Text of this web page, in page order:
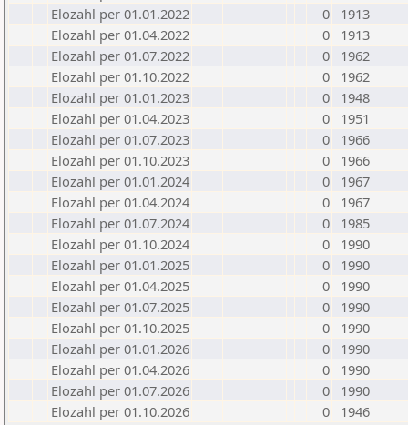
Elozahl per 01.01.2022
0
1913
Elozahl per 01.04.2022
0
1913
Elozahl per 01.07.2022
0
1962
Elozahl per 01.10.2022
0
1962
Elozahl per 01.01.2023
0
1948
Elozahl per 01.04.2023
0
1951
Elozahl per 01.07.2023
0
1966
Elozahl per 01.10.2023
0
1966
Elozahl per 01.01.2024
0
1967
Elozahl per 01.04.2024
0
1967
Elozahl per 01.07.2024
0
1985
Elozahl per 01.10.2024
0
1990
Elozahl per 01.01.2025
0
1990
Elozahl per 01.04.2025
0
1990
Elozahl per 01.07.2025
0
1990
Elozahl per 01.10.2025
0
1990
Elozahl per 01.01.2026
0
1990
Elozahl per 01.04.2026
0
1990
Elozahl per 01.07.2026
0
1990
Elozahl per 01.10.2026
0 1946